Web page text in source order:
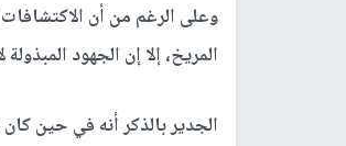
وعلى الرغم من أن
المريخ، إلا إن الجهود
الجدير بالذكر أنه في حين